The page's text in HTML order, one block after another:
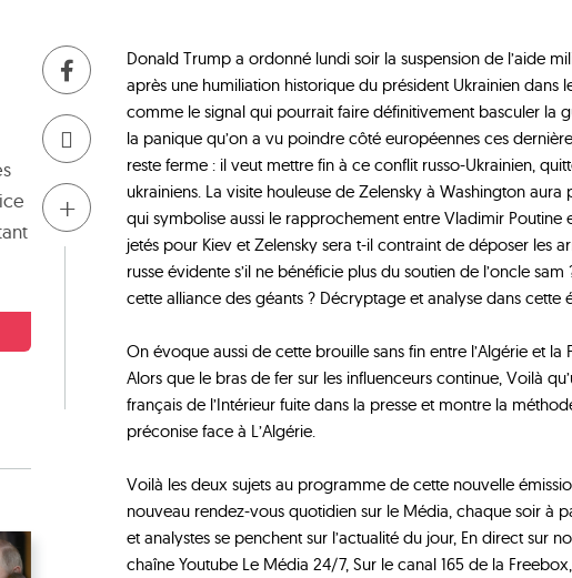
+
Donald Trump a ordonné lundi soir la suspension de l’aide
après une humiliation historique du président Ukrainien dans
comme le signal qui pourrait faire définitivement basculer la
la panique qu’on a vu poindre côté européennes ces
reste ferme : il veut mettre fin à ce conflit russo-Ukrainien,
ukrainiens. La visite houleuse de Zelensky à Washington
qui symbolise aussi le rapprochement entre Vladimir Poutine
jetés pour Kiev et Zelensky sera t-il contraint de déposer les
russe évidente s’il ne bénéficie plus du soutien de l’oncle
cette alliance des géants ? Décryptage et analyse dans cette
On évoque aussi de cette brouille sans fin entre l’Algérie et
Alors que le bras de fer sur les influenceurs continue, Voilà
français de l’Intérieur fuite dans la presse et montre la
préconise face à L’Algérie.
Voilà les deux sujets au programme de cette nouvelle
nouveau rendez-vous quotidien sur le Média, chaque soir à
et analystes se penchent sur l’actualité du jour, En direct sur
chaîne Youtube Le Média 24/7, Sur le canal 165 de la